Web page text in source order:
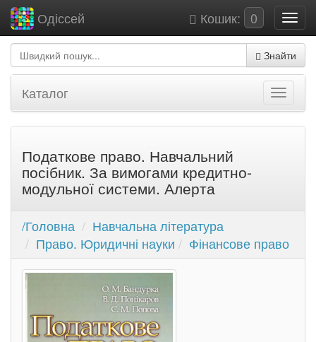
Кошик: 0
Одіссей
Знайти
Каталог
Податкове право. Навчальний
посібник. За вимогами кредитно-
модульної системи. Алерта
/Головна
Навчальна література
Право. Юридичні науки
Фінансове право